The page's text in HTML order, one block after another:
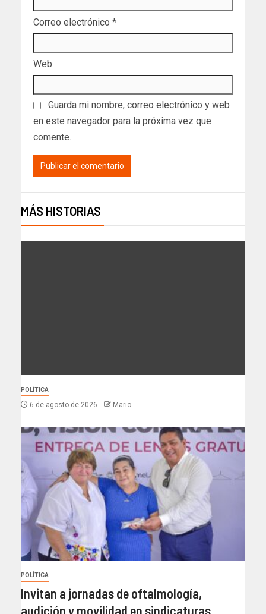
Correo electrónico *
Web
Guarda mi nombre, correo electrónico y web
en este navegador para la próxima vez que
comente.
MÁS HISTORIAS
POLÍTICA
6 de agosto de 2026 Mario
POLÍTICA
Invitan a jornadas de oftalmología,
audición y movilidad en sindicaturas.